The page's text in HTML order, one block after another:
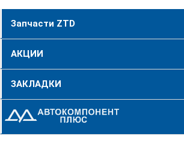
Запчасти ZTD
АКЦИИ
ЗАКЛАДКИ